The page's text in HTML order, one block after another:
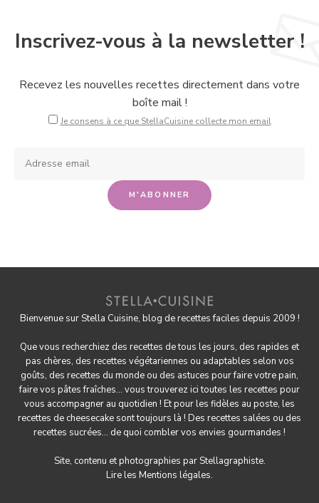
Inscrivez-vous à la newsletter !
Recevez les nouvelles recettes directement dans votre
boîte mail !
Je consens à ce que StellaCuisine collecte mon email
Bienvenue sur Stella Cuisine, blog de recettes faciles depuis 2009 !
Que vous recherchiez des recettes de tous les jours, des rapides et
pas chères, des recettes végétariennes ou adaptables selon vos
goûts, des recettes du monde ou des astuces pourfaire votre pain,
fairevos pâtes fraîches... vous trouverez ici toutes les recettes pour
vous accompagner au quotidien ! Et pour les fidèles au poste, les
recettes de cheesecake sont toujours là ! Des recettes salées ou des
recettes sucrées... de quoi combler vos envies gourmandes !
Site, contenu et photographies parStellagraphiste.
Lire les Mentions légales.